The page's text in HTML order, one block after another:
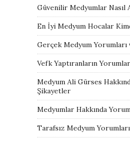
Güvenilir Medyumlar Nasıl
En İyi Medyum Hocalar
Gerçek Medyum
Vefk Yaptıranların
Medyum Ali Gürses
Şikayetler
Medyumlar Hakkında
Tarafsız Medyum